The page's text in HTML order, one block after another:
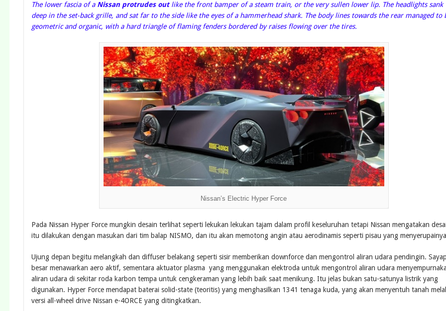
The lower fascia of a Nissan protrudes outlike the front bamper of a steam train, or the very sullen lower lip. The headlights sank
deep in the set-back grille, and sat far to the side like the eyes of a hammerhead shark. The body lines towards the rear managed to
geometric and organic, with a hard triangle of flaming fenders bordered by raises flowing over the tires.
Nissan’s Electric Hyper Force
Pada Nissan Hyper Force mungkin desain terlihat seperti lekukan lekukan tajam dalam profil keseluruhan tetapi Nissan mengatakan
itu dilakukan dengan masukan dari tim balap NISMO, dan itu akan memotong angin atau aerodinamis seperti pisau yang
Ujung depan begitu melangkah dan diffuser belakang seperti sisir memberikan downforce dan mengontrol aliran udara pendingin.
besar menawarkan aero aktif, sementara aktuator plasma yang menggunakan elektroda untuk mengontrol aliran udara
aliran udara di sekitar roda karbon tempa untuk cengkeraman yang lebih baik saat menikung. Itu jelas bukan satu-satunya listrik yang
digunakan. Hyper Force mendapat baterai solid-state (teoritis) yang menghasilkan 1341 tenaga kuda, yang akan menyentuh tanah
versi all-wheel drive Nissan e-4ORCE yang ditingkatkan.